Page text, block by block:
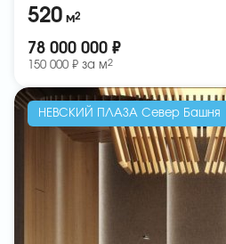
520 м2
78 000 000 ₽
150 000 ₽ за м2
НЕВСКИЙ ПЛАЗА Север Башня 1